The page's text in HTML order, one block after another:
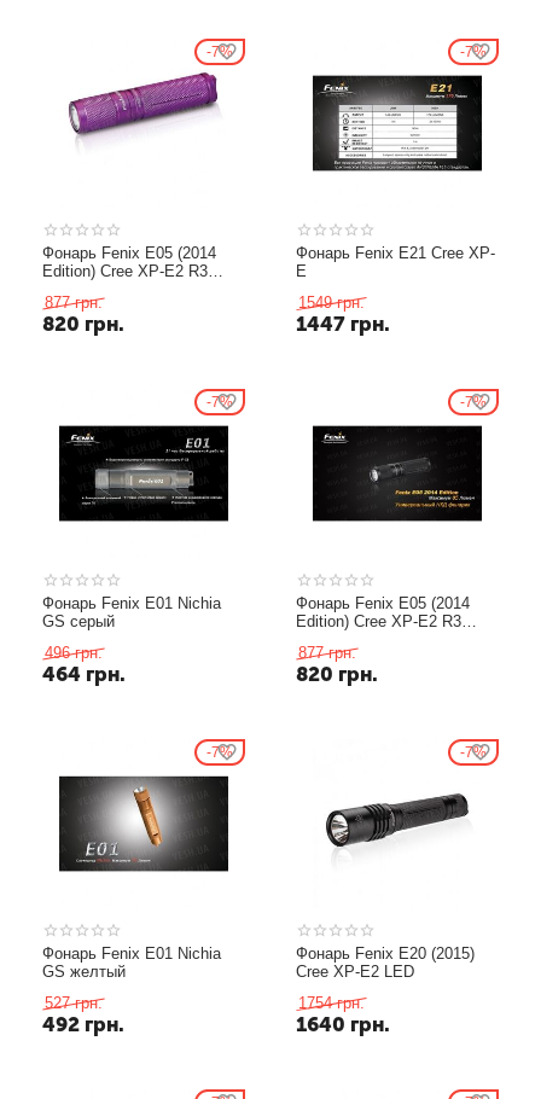
7%
Фонарь Fenix E05 (2014
Edition) Cree XP-E2 R3
877 грн.
820 грн.
7%
Фонарь Fenix E21 Cree XP-
E
1549 грн.
1447 грн.
7%
Фонарь Fenix E01 Nichia
GS серый
496 грн.
464 грн.
7%
Фонарь Fenix E05 (2014
Edition) Cree XP-E2 R3
877 грн.
820 грн.
7%
Фонарь Fenix E01 Nichia
GS желтый
527 грн.
492 грн.
7%
Фонарь Fenix E20 (2015)
Cree XP-E2 LED
1754 грн.
1640 грн.